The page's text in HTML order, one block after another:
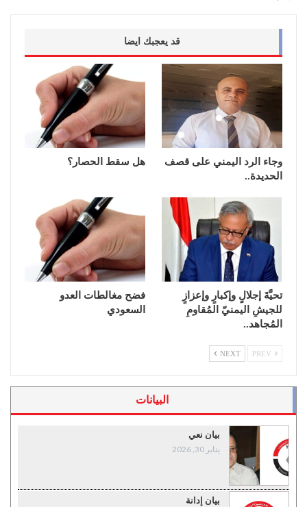
قد يعجبك ايضا
وجاء الرد اليمني على قصف
الحديدة..
هل سقط الحصار؟
تحيَّةَ إجلالٍ وإكبارٍ وإعزازٍ
للجيشِ اليمنيّ المُقاومِ
المُجاهد..
فضح مغالطات العدو
السعودي
NEXT
البيانات
بيان نعي
يناير 30, 2026
بيان إدانة